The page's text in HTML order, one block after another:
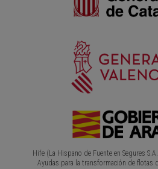
Hife (La Hispano de Fuente en Segures
Ayudas para la transformación de flotas